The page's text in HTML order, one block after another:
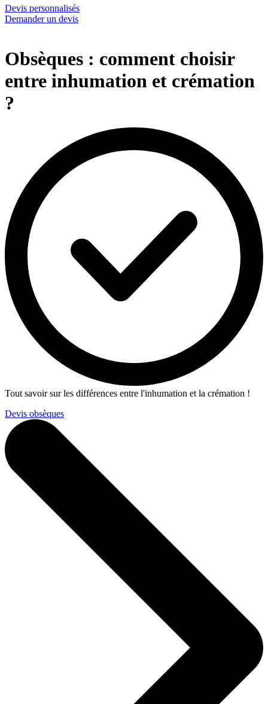
Devis personnalisés
Demander un devis
Obsèques : comment choisir
entre inhumation et crémation
?
Tout savoir sur les différences entre l'inhumation et la crémation !
Devis obsèques